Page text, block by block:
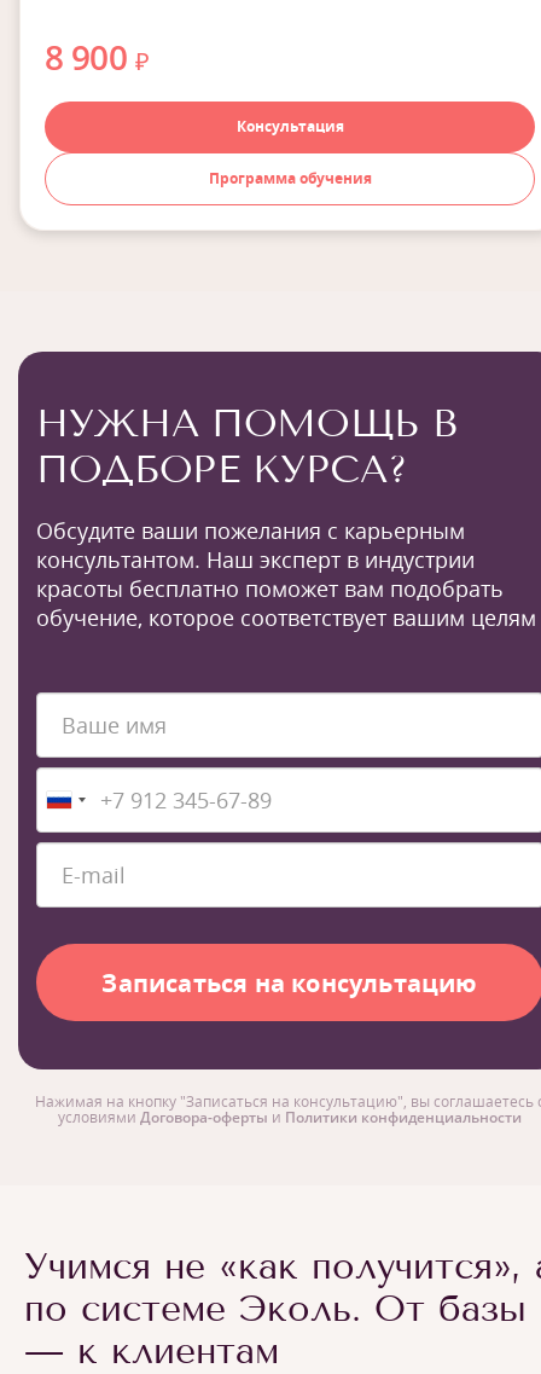
8 900 ₽
Консультация
Программа обучения
НУЖНА ПОМОЩЬ В
ПОДБОРЕ КУРСА?
Обсудите ваши пожелания с карьерным
консультантом. Наш эксперт в индустрии
красоты бесплатно поможет вам подобрать
обучение, которое соответствует вашим целям
Нажимая на кнопку "Записаться на консультацию", вы соглашаетесь
условиями Договора-оферты и Политики конфиденциальности
Учимся не «как получится»,
по системе Эколь. От базы
— к клиентам